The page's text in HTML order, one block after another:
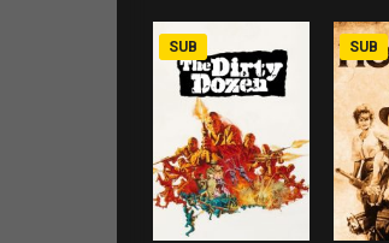
SUB SUB